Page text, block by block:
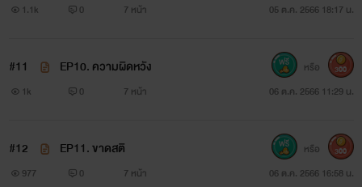
1.1k 0 7 หน้า 05 ต.ค. 2566 18:17 น.
#11 EP10. ความผิดหวัง
1k 0 7 หน้า 06 ต.ค. 2566 11:29 น.
หรือ 300
#12 EP11. ขาดสติ
977 0 7 หน้า 06 ต.ค. 2566 16:58 น.
หรือ 300